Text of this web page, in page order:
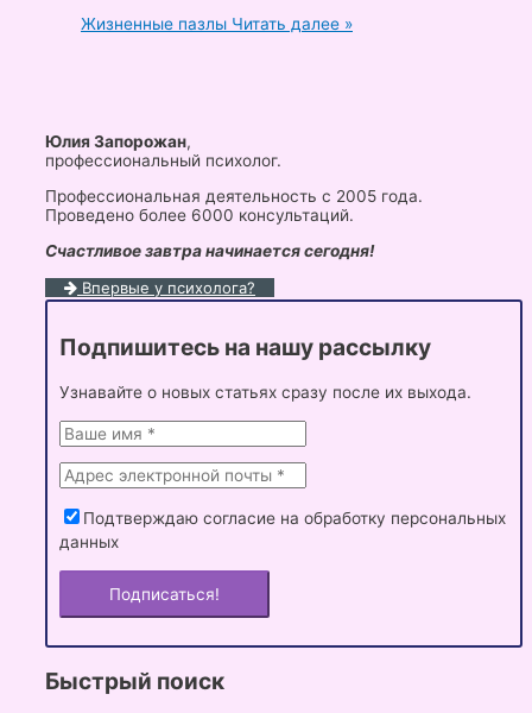
Жизненные пазлы Читать далее »
Юлия Запорожан,
профессиональный психолог.
Профессиональная деятельность с 2005 года.
Проведено более 6000 консультаций.
Счастливое завтра начинается сегодня!
Впервые у психолога?
Подпишитесь на нашу рассылку
Узнавайте о новых статьях сразу после их выхода.
Подтверждаю согласие на обработку персональных
данных
Быстрый поиск